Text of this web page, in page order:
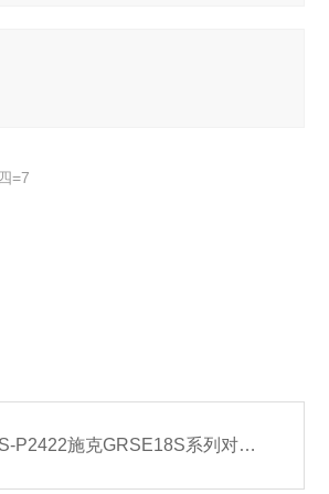
=7
施克GRSE18S系列对射型光电开关